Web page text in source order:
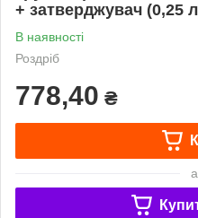
+ затверджувач (0,25
В наявності
Роздріб
778,40 ₴